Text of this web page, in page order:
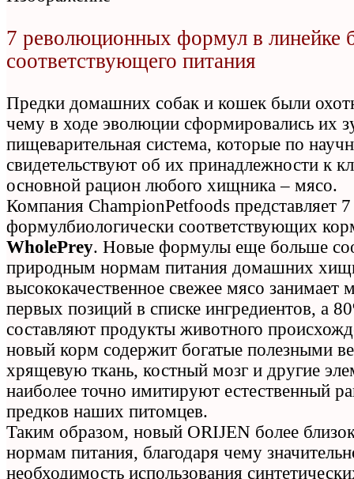
7 революционных формул в линейке
соответствующего питания
Предки домашних собак и кошек были
чему в ходе эволюции сформировались их
пищеварительная система, которые по
свидетельствуют об их принадлежности к
основной рацион любого хищника – мясо.
Компания ChampionPetfoods представляет
формулбиологически соответствующих
WholePrey. Новые формулы еще больше
природным нормам питания домашних
высококачественное свежее мясо
первых позиций в списке ингредиентов, а
составляют продукты животного
новый корм содержит богатые полезными
хрящевую ткань, костный мозг и другие
наиболее точно имитируют естественный
предков наших питомцев.
Таким образом, новый ORIJEN более
нормам питания, благодаря чему
необходимость использования